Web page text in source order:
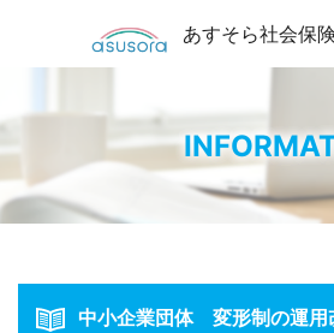
あすそら社会保
中小企業団体 変形制の運